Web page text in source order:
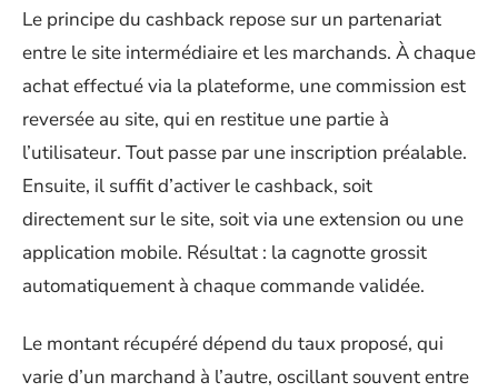
Le principe du cashback repose sur un partenariat
entre le site intermédiaire et les marchands. À chaque
achat effectué via la plateforme, une commission est
reversée au site, qui en restitue une partie à
l’utilisateur. Tout passe par une inscription préalable.
Ensuite, il suffit d’activer le cashback, soit
directement sur le site, soit via une extension ou une
application mobile. Résultat : la cagnotte grossit
automatiquement à chaque commande validée.
Le montant récupéré dépend du taux proposé, qui
varie d’un marchand à l’autre, oscillant souvent entre